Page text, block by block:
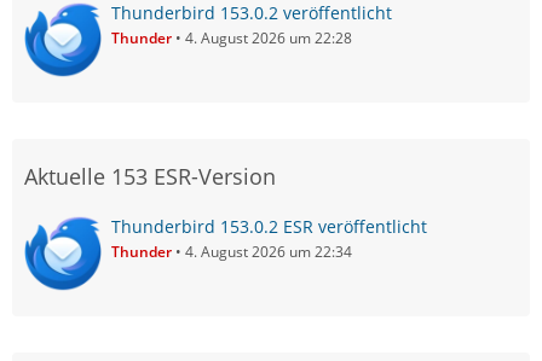
Thunderbird 153.0.2 veröffentlicht
Thunder 4. August 2026 um 22:28
Aktuelle 153 ESR-Version
Thunderbird 153.0.2 ESR veröffentlicht
Thunder 4. August 2026 um 22:34